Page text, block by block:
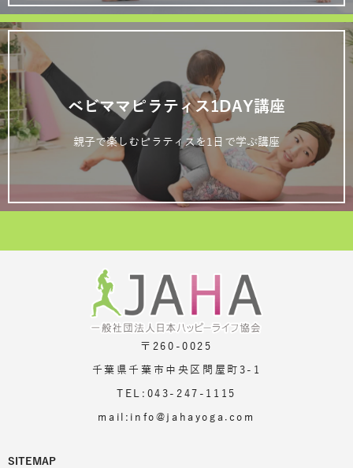
ベビママピラティス1DAY講座
親子で楽しむピラティスを1日で学ぶ講座
〒260-0025
千葉県千葉市中央区問屋町3-1
TEL:043-247-1115
mail:info@jahayoga.com
SITEMAP